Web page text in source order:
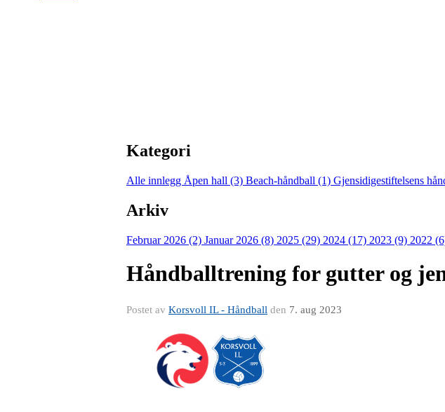
Kategori
Alle innlegg Åpen hall (3) Beach-håndball (1) Gjensidigestiftelsens
Arkiv
Februar 2026 (2) Januar 2026 (8) 2025 (29) 2024 (17) 2023 (9) 2022
Håndballtrening for gutter og
Postet av Korsvoll IL - Håndball den 7. aug 2023